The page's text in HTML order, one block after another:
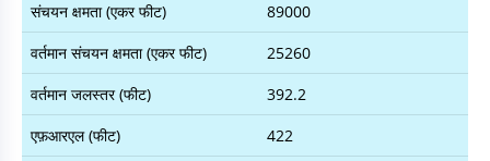
संचयन क्षमता (एकर फीट)
89000
वर्तमान संचयन क्षमता (एकर फीट)
25260
वर्तमान जलस्तर (फीट)
392.2
एफ़आरएल (फीट)
422